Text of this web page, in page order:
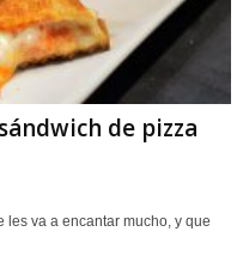
de pizza
les va a encantar mucho, y que